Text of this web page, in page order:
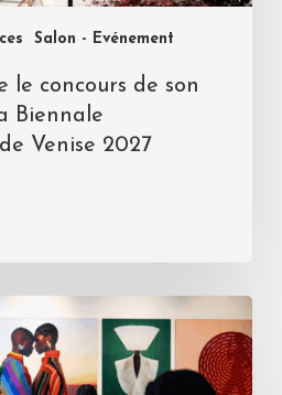
Salon - Evénement
le concours de son
Biennale
Venise 2027